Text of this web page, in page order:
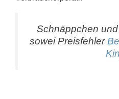
Schnäppchen
sowei Preisfehler